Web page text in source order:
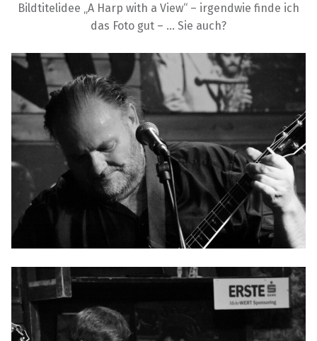
Bildtitelidee „A Harp with a View“ – irgendwie finde ich
das Foto gut – … Sie auch?